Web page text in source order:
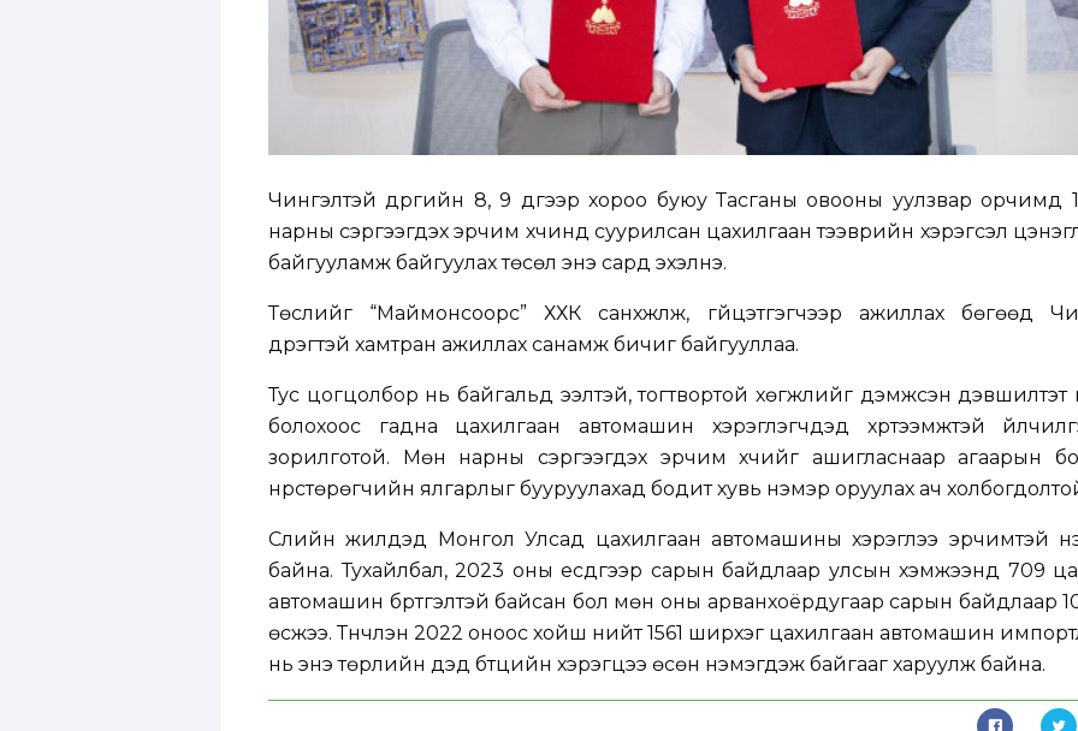
Чингэлтэй дүүргийн 8, 9 дүгээр хороо буюу Тасганы овооны уулзвар орчимд
нарны сэргээгдэх эрчим хүчинд суурилсан цахилгаан тээврийн хэрэгсэл
байгууламж байгуулах төсөл энэ сард эхэлнэ.
Төслийг “Маймонсоорс” ХХК санхүүжүүлж, гүйцэтгэгчээр ажиллах бөгөөд
дүүрэгтэй хамтран ажиллах санамж бичиг байгууллаа.
Тус цогцолбор нь байгальд ээлтэй, тогтвортой хөгжлийг дэмжсэн
болохоос гадна цахилгаан автомашин хэрэглэгчдэд хүртээмжтэй үйлчилгээ
зорилготой. Мөн нарны сэргээгдэх эрчим хүчийг ашигласнаар агаарын
нүүрстөрөгчийн ялгарлыг бууруулахад бодит хувь нэмэр оруулах ач
Сүүлийн жилүүдэд Монгол Улсад цахилгаан автомашины хэрэглээ эрчимтэй
байна. Тухайлбал, 2023 оны есдүгээр сарын байдлаар улсын хэмжээнд 709
автомашин бүртгэлтэй байсан бол мөн оны арванхоёрдугаар сарын байдлаар
өсжээ. Түүнчлэн 2022 оноос хойш нийт 1561 ширхэг цахилгаан автомашин
нь энэ төрлийн дэд бүтцийн хэрэгцээ өсөн нэмэгдэж байгааг харуулж байна.